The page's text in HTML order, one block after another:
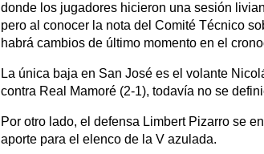
donde los jugadores hicieron una sesión
pero al conocer la nota del Comité Técnico
habrá cambios de último momento en el
La única baja en San José es el volante
contra Real Mamoré (2-1), todavía no se
Por otro lado, el defensa Limbert Pizarro se
aporte para el elenco de la V azulada.